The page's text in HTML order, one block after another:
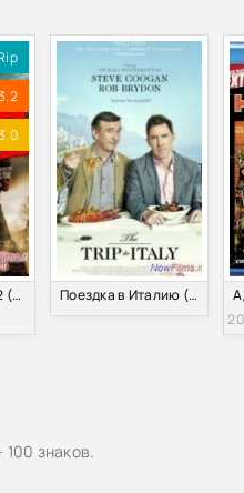
Поездка на возу 2 (2015)
Поездка в Италию (2014)
знаков.